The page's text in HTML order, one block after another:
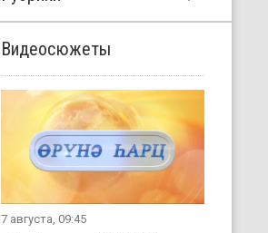
Видеосюжеты
7 августа, 09:45